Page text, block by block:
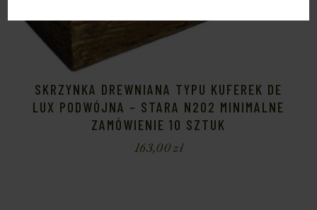
SKRZYNKA DREWNIANA TYPU KUFEREK DE
LUX PODWÓJNA – STARA N202 MINIMALNE
ZAMÓWIENIE 10 SZTUK
163,00zł